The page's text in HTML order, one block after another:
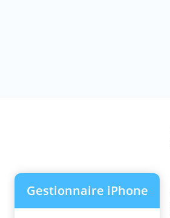
Gestionnaire iPhone